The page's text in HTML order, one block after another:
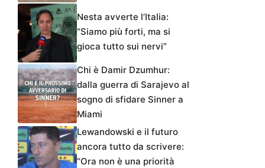
Nesta avverte l’Italia:
“Siamo più forti, ma si
gioca tutto sui nervi”
Chi è Damir Dzumhur:
dalla guerra di Sarajevo al
sogno di sfidare Sinner a
Miami
Lewandowski e il futuro
ancora tutto da scrivere:
“Ora non è una priorità